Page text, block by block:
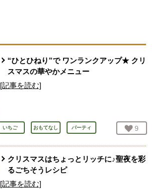
“ひとひねり”で ワンランクアップ★ クリ
スマスの華やかメニュー
[記事を読む]
いちご おもてなし パーティ お気
9
クリスマスはちょっとリッチに♪聖夜を彩
るごちそうレシピ
[記事を読む]